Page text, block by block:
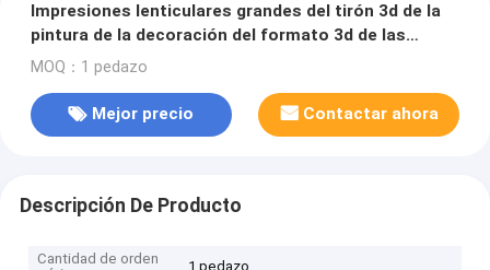
Impresiones lenticulares grandes del tirón 3d de la
pintura de la decoración del formato 3d de las
imágenes 3d del papel pintado lenticular
MOQ：1 pedazo
Mejor precio Contactar ahora
Descripción De Producto
Cantidad de orden
1 pedazo